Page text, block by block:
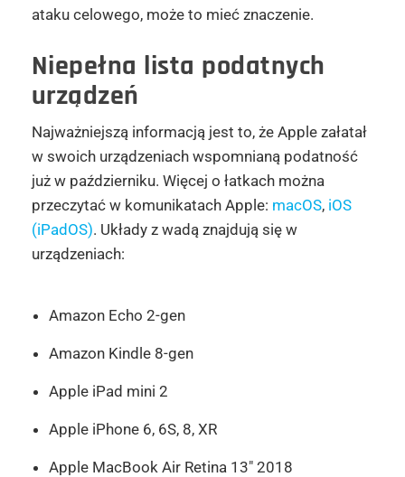
ataku celowego, może to mieć znaczenie.
Niepełna lista podatnych
urządzeń
Najważniejszą informacją jest to, że Apple załatał
w swoich urządzeniach wspomnianą podatność
już w październiku. Więcej o łatkach można
przeczytać w komunikatach Apple: macOS, iOS
(iPadOS). Układy z wadą znajdują się w
urządzeniach:
Amazon Echo 2-gen
Amazon Kindle 8-gen
Apple iPad mini 2
Apple iPhone 6, 6S, 8, XR
Apple MacBook Air Retina 13″ 2018